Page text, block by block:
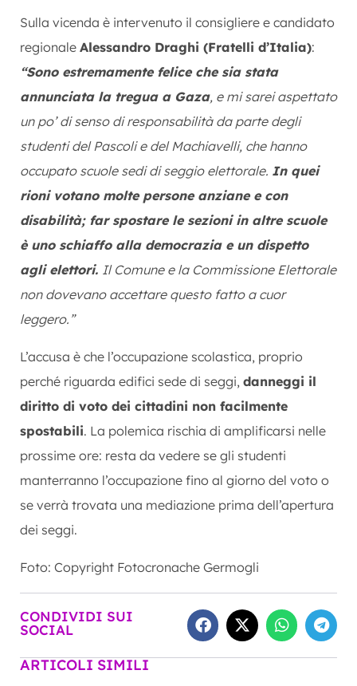
Sulla vicenda è intervenuto il consigliere e candidato
regionale Alessandro Draghi (Fratelli d’Italia):
“Sono estremamente felice che sia stata
annunciata la tregua a Gaza, e mi sarei aspettato
un po’ di senso di responsabilità da parte degli
studenti del Pascoli e del Machiavelli, che hanno
occupato scuole sedi di seggio elettorale. In quei
rioni votano molte persone anziane e con
disabilità; far spostare le sezioni in altre scuole
è uno schiaffo alla democrazia e un dispetto
agli elettori. Il Comune e la Commissione Elettorale
non dovevano accettare questo fatto a cuor
leggero.”
L’accusa è che l’occupazione scolastica, proprio
perché riguarda edifici sede di seggi, danneggi il
diritto di voto dei cittadini non facilmente
spostabili. La polemica rischia di amplificarsi nelle
prossime ore: resta da vedere se gli studenti
manterranno l’occupazione fino al giorno del voto o
se verrà trovata una mediazione prima dell’apertura
dei seggi.
Foto: Copyright Fotocronache Germogli
CONDIVIDI SUI
SOCIAL
ARTICOLI SIMILI